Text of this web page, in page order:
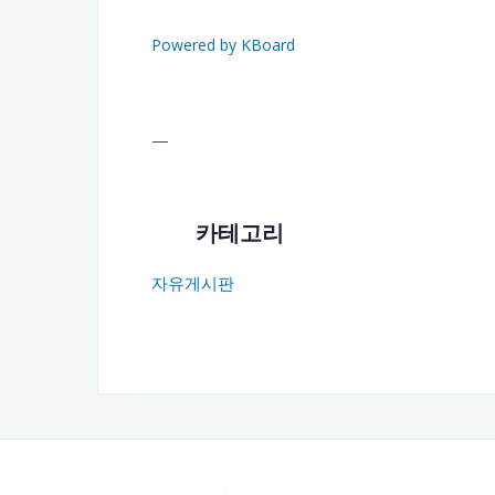
Powered by KBoard
—
카테고리
자유게시판